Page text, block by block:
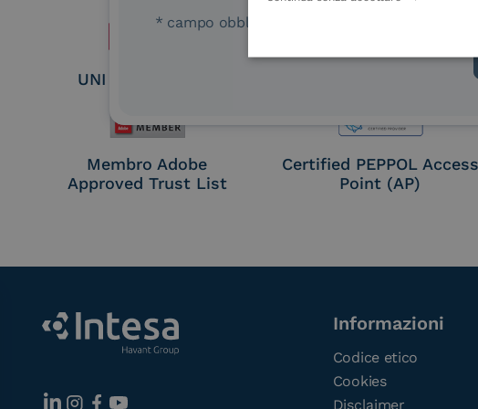
UNI EN ISO 37001
Membro Adobe
Approved Trust List
Certified PEPPOL Access
Point (AP)
* campo obbligatorio
Informazioni
Codice etico
Cookies
Disclaimer